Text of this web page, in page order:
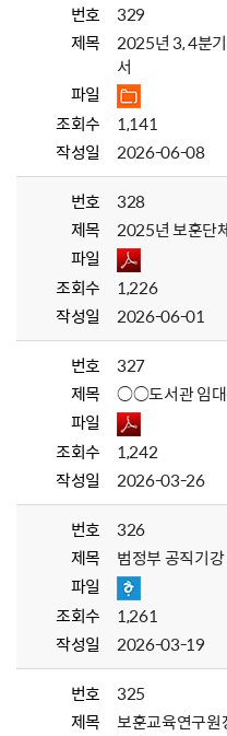
번호
329
제목
2025년 3, 4분
서
파일
조회수
1,141
작성일
2026-06-08
번호
328
제목
2025년 보훈단
파일
조회수
1,226
작성일
2026-06-01
번호
327
제목
○○도서관 임대
파일
조회수
1,242
작성일
2026-03-26
번호
326
제목
범정부 공직기
파일
조회수
1,261
작성일
2026-03-19
번호
325
제목
보훈교육연구원